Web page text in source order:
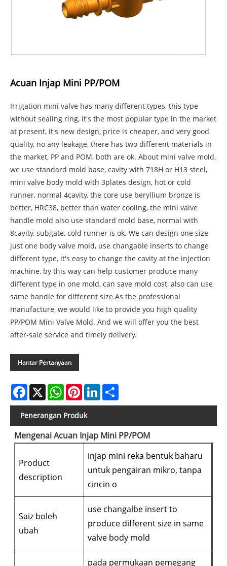
Acuan Injap Mini PP/POM
Irrigation mini valve has many different types, this type
without sealing ring, it's the most popular type in the market
at present, it's new design, price is cheaper, and very good
quality, no any leakage, there has two different materials in
the market, PP and POM, both are ok. About mini valve mold,
we use standard mold base, cavity with 718H or H13 steel,
mini valve body mold with 3plates design, hot or cold
runner, normal 4cavity, the core use beryllium bronze is
better, HRC38, better than water cooling, the mini valve
handle mold also use standard mold base, normal with
8cavity, subgate, cold runner is ok. We can design one size
just one body valve mold, use changable inserts to change
different type, it's easy to change the cavity at the injection
machine, by this way can help customer produce many
different type in one mold, can save mold cost, also can use
same handle for different size.As the professional
manufacture, we would like to provide you high quality
PP/POM Mini Valve Mold. And we will offer you the best
after-sale service and timely delivery.
Hantar Pertanyaan
Facebook
X WhatsAppPinterestLinkedIn
Penerangan Produk
Mengenai Acuan Injap Mini PP/POM
Product
description
injap mini reka bentuk baharu
untuk pengairan mikro, tanpa
cincin o
Saiz boleh
ubah
use changalbe insert to
produce different size in same
valve body mold
pada permukaan pemegang